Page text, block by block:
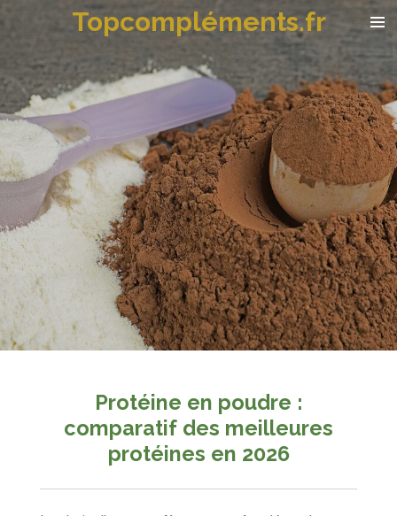
contenu
principal
Topcompléments.fr
Protéine en poudre :
comparatif des meilleures
protéines en 2026